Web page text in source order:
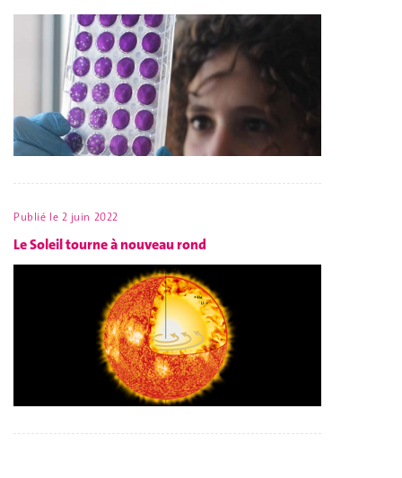
Publié le 2 juin 2022
Le Soleil tourne à nouveau rond